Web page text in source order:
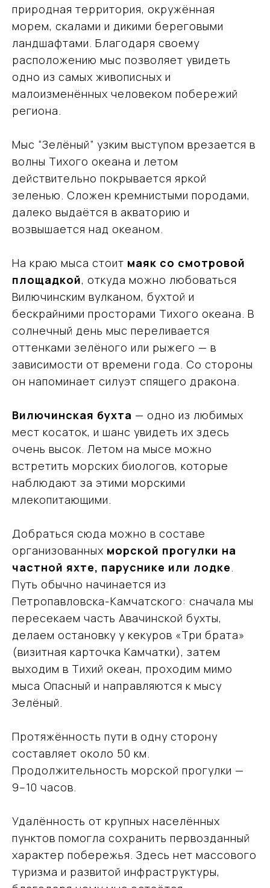
природная территория, окружённая
морем, скалами и дикими береговыми
ландшафтами. Благодаря своему
расположению мыс позволяет увидеть
одно из самых живописных и
малоизменённых человеком побережий
региона.
Мыс “Зелёный” узким выступом врезается в
волны Тихого океана и летом
действительно покрывается яркой
зеленью. Сложен кремнистыми породами,
далеко выдаётся в акваторию и
возвышается над океаном.
На краю мыса стоит маяк со смотровой
площадкой, откуда можно любоваться
Вилючинским вулканом, бухтой и
бескрайними просторами Тихого океана. В
солнечный день мыс переливается
оттенками зелёного или рыжего — в
зависимости от времени года. Со стороны
он напоминает силуэт спящего дракона.
Вилючинская бухта — одно из любимых
мест косаток, и шанс увидеть их здесь
очень высок. Летом на мысе можно
встретить морских биологов, которые
наблюдают за этими морскими
млекопитающими.
Добраться сюда можно в составе
организованных морской прогулки на
частной яхте, паруснике или лодке.
Путь обычно начинается из
Петропавловска-Камчатского: сначала мы
пересекаем часть Авачинской бухты,
делаем остановку у кекуров «Три брата»
(визитная карточка Камчатки), затем
выходим в Тихий океан, проходим мимо
мыса Опасный и направляются к мысу
Зелёный.
Протяжённость пути в одну сторону
составляет около 50 км.
Продолжительность морской прогулки —
9–10 часов.
Удалённость от крупных населённых
пунктов помогла сохранить первозданный
характер побережья. Здесь нет массового
туризма и развитой инфраструктуры,